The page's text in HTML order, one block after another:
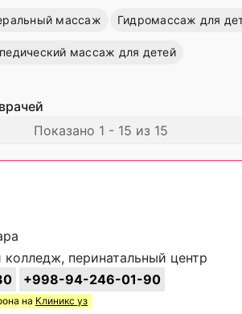
массаж Гидромассаж для
массаж для детей
Показано 1 - 15 из 15
перинатальный центр
+998-94-246-01-90
на Клиникс уз